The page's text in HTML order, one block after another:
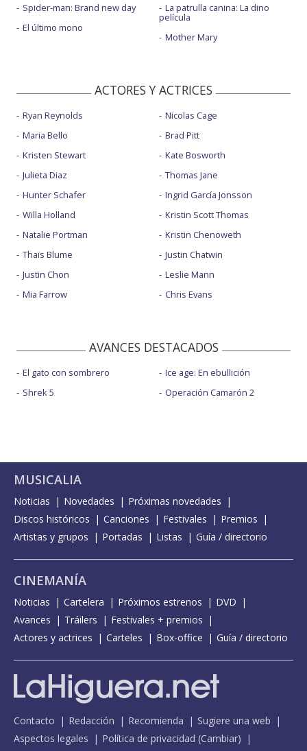
Spider-man: Brand new day
El último mono
La patrulla canina: La dino
película
Mother Mary
ACTORES Y ACTRICES
Ryan Reynolds
Maria Bello
Kristen Stewart
Julieta Diaz
Hunter Schafer
Willa Holland
Natalie Portman
Thaïs Blume
Justin Chon
Mia Farrow
Nicolas Cage
Brad Pitt
Kate Bosworth
Thomas Jane
Ingrid García Jonsson
Kristin Scott Thomas
Kristin Chenoweth
Justin Chatwin
Leslie Mann
Chris Evans
AVANCES DESTACADOS
El gato con sombrero
Shrek 5
Ice age: En ebullición
Operación Camarón 2
MUSICALIA
Noticias Novedades
Próximas novedades
Discos históricos
Canciones Festivales
Premios
Artistas y grupos
Portadas Listas Guía / directorio
CINEMANÍA
Noticias Cartelera Próximos estrenos
DVD
Avances
Tráilers
Festivales + premios
Actores y actrices
Carteles Box-office Guía / directorio
Contacto Redacción Recomienda
Sugiere una web
Aspectos legales
Política de privacidad (Cambiar)